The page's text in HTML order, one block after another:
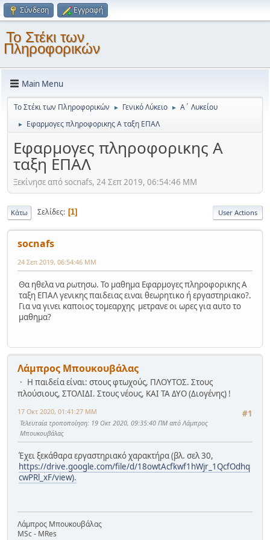
Σύνδεση Εγγραφή
Το Στέκι των
Πληροφορικών
Main Menu
Το Στέκι των Πληροφορικών ► Γενικό Λύκειο ► Α΄ Λυκείου
► Εφαρμογες πληροφορικης Α ταξη ΕΠΑΛ
Εφαρμογες πληροφορικης Α
ταξη ΕΠΑΛ
Ξεκίνησε από socnafs, 24 Σεπ 2019, 06:54:46 ΜΜ
Κάτω Σελίδες 1 User Actions
socnafs
24 Σεπ 2019, 06:54:46 ΜΜ
Θα ηθελα να ρωτησω. Το μαθημα Εφαρμογες πληροφορικης Α
ταξη ΕΠΑΛ γενικης παιδειας ειναι θεωρητικο ή εργαστηριακο?.
Για να γινει καποιος τομεαρχης μετρανε οι ωρες για αυτο το
μαθημα?
Λάμπρος Μπουκουβάλας
Η παιδεία είναι: στους φτωχούς, ΠΛΟΥΤΟΣ. Στους
πλούσιους, ΣΤΟΛΙΔΙ. Στους νέους, ΚΑΙ ΤΑ ΔΥΟ (Διογένης) !
#1
17 Οκτ 2020, 01:41:27 ΜΜ
Τελευταία τροποποίηση: 19 Οκτ 2020, 09:35:40 ΠΜ από Λάμπρος
Μπουκουβάλας
Έχει ξεκάθαρα εργαστηριακό χαρακτήρα (βλ. σελ 30,
https://drive.google.com/file/d/18owtAcfkwf1hWjr_1QcfOdhq
cwPRl_xF/view).
Λάμπρος Μπουκουβάλας
MSc - MRes